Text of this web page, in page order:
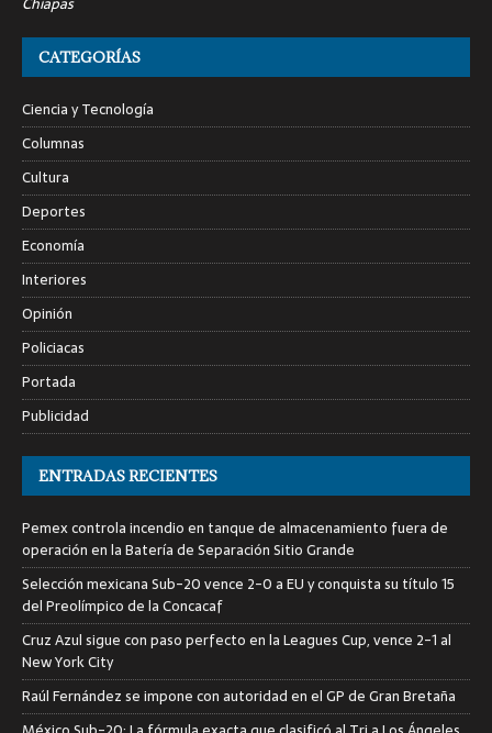
CATEGORÍAS
Ciencia y Tecnología
Columnas
Cultura
Deportes
Economía
Interiores
Opinión
Policiacas
Portada
Publicidad
ENTRADAS RECIENTES
Pemex controla incendio en tanque de almacenamiento fuera de
operación en la Batería de Separación Sitio Grande
Selección mexicana Sub-20 vence 2-0 a EU y conquista su título 15
del Preolímpico de la Concacaf
Cruz Azul sigue con paso perfecto en la Leagues Cup, vence 2-1 al
New York City
Raúl Fernández se impone con autoridad en el GP de Gran Bretaña